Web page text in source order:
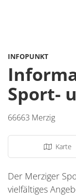
INFOPUNKT
Sport-
66663 Merzig
Karte
Der Merziger
vielfältiges